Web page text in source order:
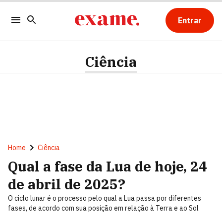
Entrar
Ciência
Home Ciência
Qual a fase da Lua de hoje, 24
de abril de 2025?
O ciclo lunar é o processo pelo qual a Lua passa por diferentes
fases, de acordo com sua posição em relação à Terra e ao Sol